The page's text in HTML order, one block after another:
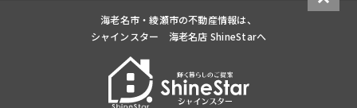
海老名市・綾瀬市の不動産情報は、
シャインスター 海老名店 ShineStarへ